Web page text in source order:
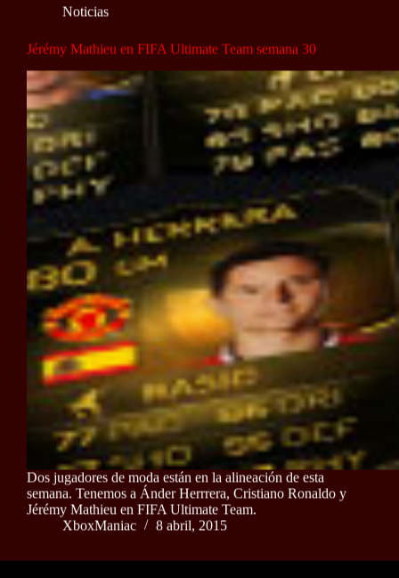
Noticias
Jérémy Mathieu en FIFA Ultimate Team semana 30
Dos jugadores de moda están en la alineación de esta
semana. Tenemos a Ánder Herrrera, Cristiano Ronaldo y
Jérémy Mathieu en FIFA Ultimate Team.
XboxManiac
8 abril, 2015